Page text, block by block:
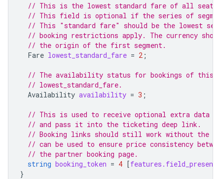
// This is the lowest standard fare of all seats
// This field is optional if the series of
// This "standard fare" should be the lowest
// booking restrictions apply. The currency
// the origin of the first segment.
Fare lowest_standard_fare = 2 ;
// The availability status for bookings of this
// lowest_standard_fare.
Availability availability = 3 ;
// This is used to receive optional extra data
// and pass it into the ticketing deep link.
// Booking links should still work without the
// can be used to ensure price consistency
// the partner booking page.
string booking_token = 4 [features.field_presence
}